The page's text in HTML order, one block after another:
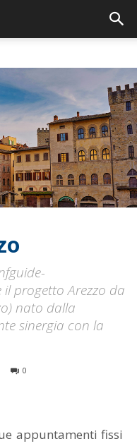
il progetto Arezzo da
nato dalla
sinergia con la
0
appuntamenti fissi